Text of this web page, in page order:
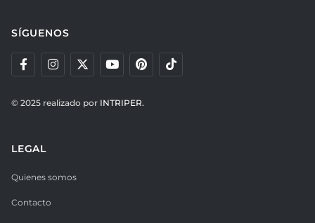
SÍGUENOS
© 2025 realizado por INTRIPER.
LEGAL
Quienes somos
Contacto